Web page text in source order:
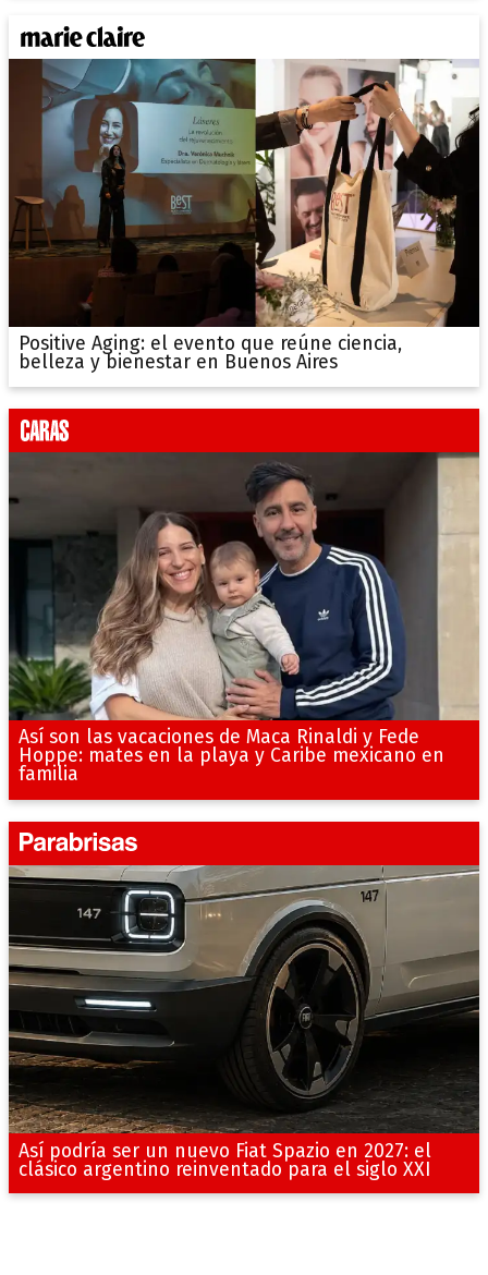
Positive Aging: el evento que reúne ciencia,
belleza y bienestar en Buenos Aires
Así son las vacaciones de Maca Rinaldi y Fede
Hoppe: mates en la playa y Caribe mexicano en
familia
Así podría ser un nuevo Fiat Spazio en 2027: el
clásico argentino reinventado para el siglo XXI